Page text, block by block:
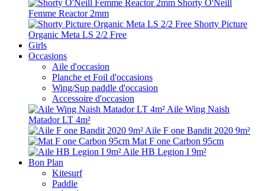
Shorty O'Neill
Femme Reactor 2mm
Shorty Picture
Organic Meta LS 2/2 Free
Girls
Occasions
Aile d'occasion
Planche et Foil d'occasions
Wing/Sup paddle d'occasion
Accessoire d'occasion
Aile Wing Naish
Matador LT 4m²
Aile F one Bandit 2020 9m²
Mat F one Carbon 95cm
Aile HB Legion I 9m²
Bon Plan
Kitesurf
Paddle